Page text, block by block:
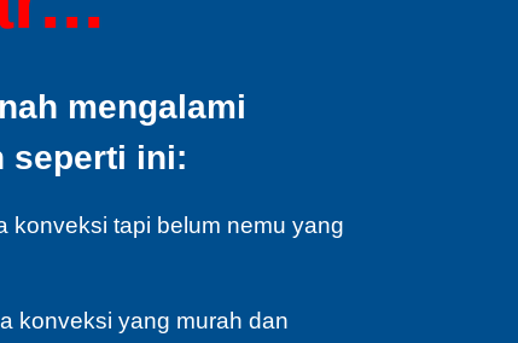
mengalami
seperti ini:
konveksi tapi belum nemu yang
konveksi yang murah dan